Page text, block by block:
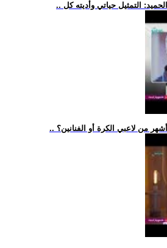
التمثيل حياتي وأديته كل
من لاعبي الكرة أو الفنانين؟